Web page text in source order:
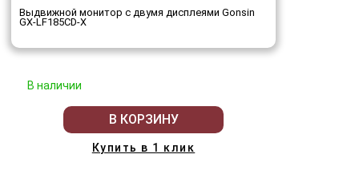
Выдвижной монитор с двумя дисплеями Gonsin
GX-LF185CD-X
В наличии
В КОРЗИНУ
Купить в 1 клик